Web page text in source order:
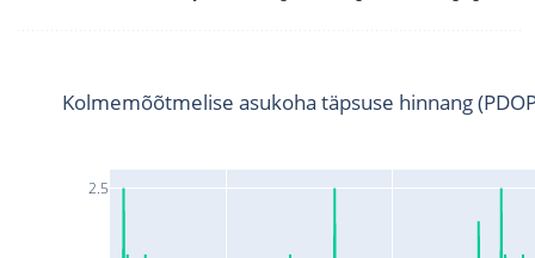
2.5
Kolmemõõtmelise asukoha täpsuse hinnang